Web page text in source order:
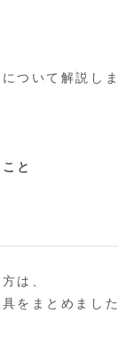
について解説し
と
は、
をまとめました